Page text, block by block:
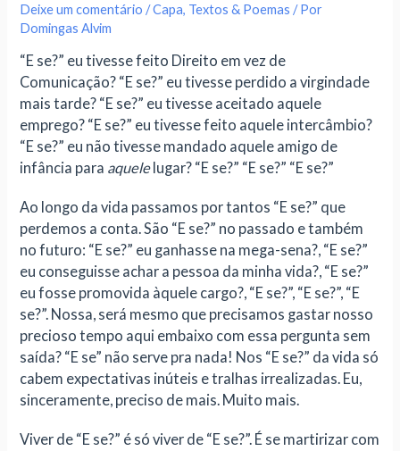
Deixe um comentário /Capa, Textos & Poemas / Por
Domingas Alvim
“E se?” eu tivesse feito Direito em vez de
Comunicação? “E se?” eu tivesse perdido a virgindade
mais tarde? “E se?” eu tivesse aceitado aquele
emprego? “E se?” eu tivesse feito aquele intercâmbio?
“E se?” eu não tivesse mandado aquele amigo de
infância para aquele lugar? “E se?” “E se?” “E se?”
Ao longo da vida passamos por tantos “E se?” que
perdemos a conta. São “E se?” no passado e também
no futuro: “E se?” eu ganhasse na mega-sena?, “E se?”
eu conseguisse achar a pessoa da minha vida?, “E se?”
eu fosse promovida àquele cargo?, “E se?”, “E se?”, “E
se?”. Nossa, será mesmo que precisamos gastar nosso
precioso tempo aqui embaixo com essa pergunta sem
saída? “E se” não serve pra nada! Nos “E se?” da vida só
cabem expectativas inúteis e tralhas irrealizadas. Eu,
sinceramente, preciso de mais. Muito mais.
Viver de “E se?” é só viver de “E se?”. É se martirizar com